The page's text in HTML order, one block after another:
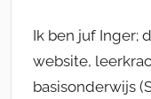
Ik ben juf Inger;
website,
basisonderwijs